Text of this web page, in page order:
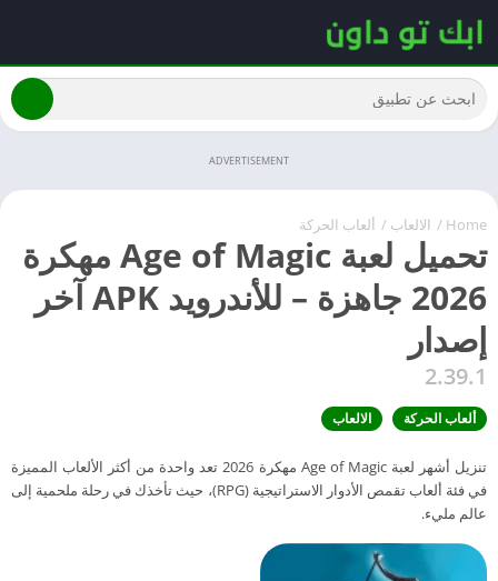
ADVERTISEMENT
Home
/ الالعاب / ألعاب الحركة
تحميل لعبة Age of Magic مهكرة
2026 جاهزة – للأندرويد APK آخر
إصدار
2.39.1
ألعاب الحركة الالعاب
تنزيل أشهر لعبة Age of Magic مهكرة 2026 تعد واحدة من أكثر الألعاب المميزة
في فئة ألعاب تقمص الأدوار الاستراتيجية (RPG)، حيث تأخذك في رحلة ملحمية إلى
عالم مليء.